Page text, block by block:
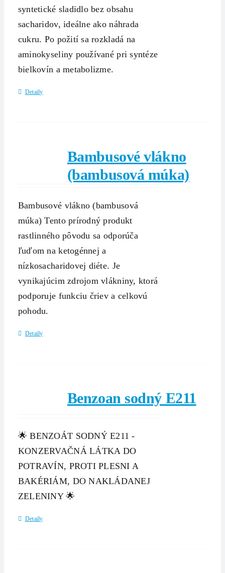
syntetické sladidlo bez obsahu
sacharidov, ideálne ako náhrada
cukru. Po požití sa rozkladá na
aminokyseliny používané pri syntéze
bielkovín a metabolizme.
Detaily
Bambusové vlákno
(bambusová múka)
Bambusové vlákno (bambusová
múka) Tento prírodný produkt
rastlinného pôvodu sa odporúča
ľuďom na ketogénnej a
nízkosacharidovej diéte. Je
vynikajúcim zdrojom vlákniny, ktorá
podporuje funkciu čriev a celkovú
pohodu.
Detaily
Benzoan sodný E211
🌟 BENZOÁT SODNÝ E211 -
KONZERVAČNÁ LÁTKA DO
POTRAVÍN, PROTI PLESNI A
BAKÉRIÁM, DO NAKLÁDANEJ
ZELENINY 🌟
Detaily